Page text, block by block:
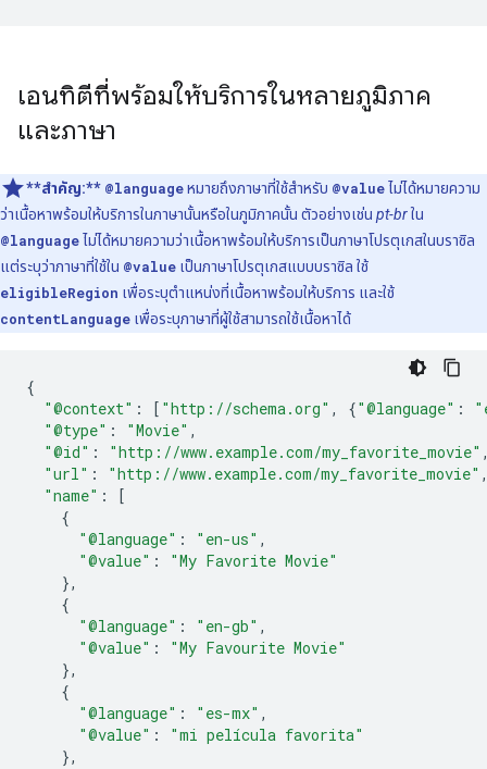
เอนทิตีที่พร้อมให้บริการในหลายภูมิภาค
และภาษา
**สำคัญ:** @languageหมายถึงภาษาที่ใช้สำหรับ @value ไม่ได้หมายความ
ว่าเนื้อหาพร้อมให้บริการในภาษานั้นหรือในภูมิภาคนั้น ตัวอย่างเช่น pt-brใน
@language ไม่ได้หมายความว่าเนื้อหาพร้อมให้บริการเป็นภาษาโปรตุเกสในบราซิล
แต่ระบุว่าภาษาที่ใช้ใน @value เป็นภาษาโปรตุเกสแบบบราซิล ใช้
eligibleRegion เพื่อระบุตำแหน่งที่เนื้อหาพร้อมให้บริการ และใช้
contentLanguage เพื่อระบุภาษาที่ผู้ใช้สามารถใช้เนื้อหาได้
{
"@context" : [ "http://schema.org" , {"@language" :
"@type" : "Movie" ,
"@id" : "http://www.example.com/my_favorite_movie"
"url" : "http://www.example.com/my_favorite_movie"
"name" :
[
{
"@language" : "en-us" ,
"@value" :
"My Favorite Movie"
},
{
"@language" : "en-gb" ,
"@value" :
"My Favourite Movie"
},
{
"@language" : "es-mx" ,
"@value" :
"mi película favorita"
},